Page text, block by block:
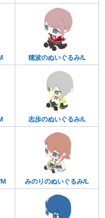
穂波のぬいぐるみ/L
志歩のぬいぐるみ/L
みのりのぬいぐるみ/L